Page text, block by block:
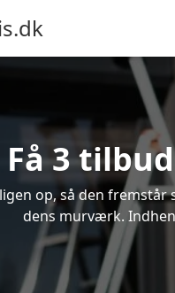
Få 3
op, så den
dens murværk.